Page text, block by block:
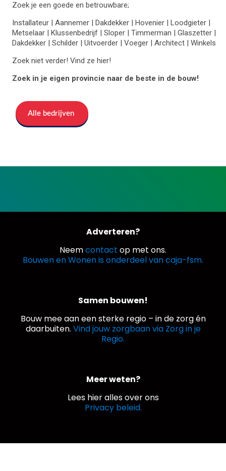
Zoek je een goede en betrouwbare;
Installateur | Aannemer | Dakdekker | Hovenier | Loodgieter |
Metselaar | Klussenbedrijf | Sloper | Timmerman | Glaszetter |
Dakdekker | Schilder | Uitvoerder | Voeger | Architect | Winkels
Zoek niet verder! Vind ze hier!
Zoek in je eigen provincie naar de beste in de bouw!
Alle bedrijven
Adverteren?
Neemcontact op met ons.
Bouwen en Wonen is onderdeel van caja-fsm.
Samen bouwen!
Bouw mee aan een sterke regio – in de zorg én
daarbuiten. Vind jouw zorgbaan via Zorg in je
Regio.
Meer weten?
Lees hier alles over ons
Privacy beleid.